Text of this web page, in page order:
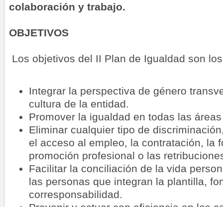
colaboración y trabajo.
OBJETIVOS
Los objetivos del II Plan de Igualdad son
Integrar la perspectiva de género
cultura de la entidad.
Promover la igualdad en todas las
Eliminar cualquier tipo de
el acceso al empleo, la contratación, la
promoción profesional o las
Facilitar la conciliación de la vida
las personas que integran la plantilla,
corresponsabilidad.